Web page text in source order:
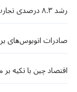
رشد ۸.۳ درصدی تجارت خدمات چین طی نیمه اول ۲۰۲۶
صادرات اتوبوس‌های
اقتصاد چین با تکیه